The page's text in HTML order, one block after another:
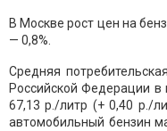
В Москве рост цен на
— 0,8%.
Средняя
Российской Федерации в
67,13 р./литр (+ 0,40 р./
автомобильный бензин